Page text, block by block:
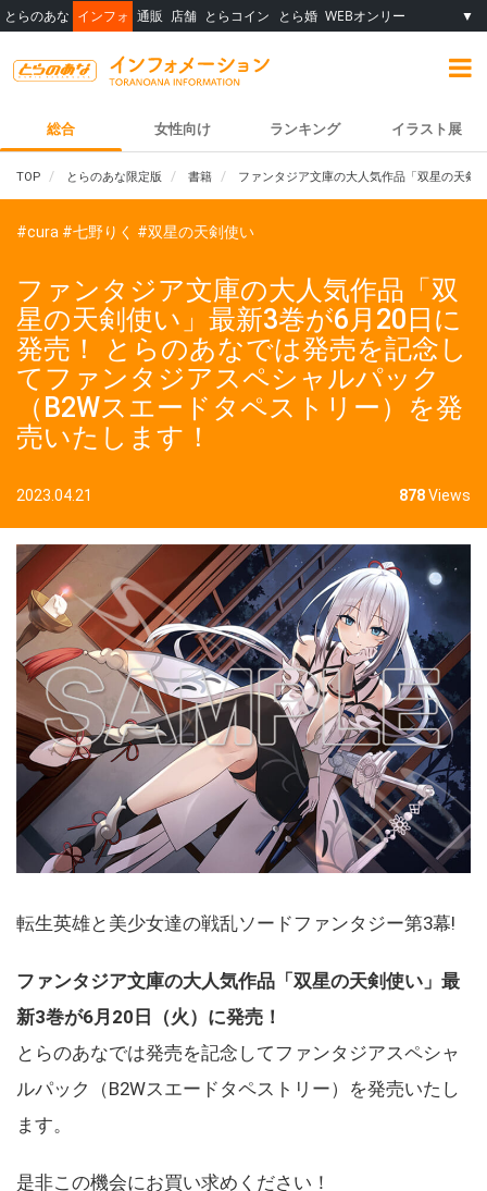
とらのあな インフォ 通販 店舗 とらコイン とら婚 WEBオンリー ▼
総合 女性向け ランキング イラスト展
TOP とらのあな限定版 書籍 ファンタジア文庫の大人気作品「双星の天剣
#cura #七野りく #双星の天剣使い
ファンタジア文庫の大人気作品「双
星の天剣使い」最新3巻が6月20日に
発売！ とらのあなでは発売を記念し
てファンタジアスペシャルパック
（B2Wスエードタペストリー）を発
売いたします！
2023.04.21 878Views
転生英雄と美少女達の戦乱ソードファンタジー第3幕!
ファンタジア文庫の大人気作品「双星の天剣使い」最
新3巻が6月20日（火）に発売！
とらのあなでは発売を記念してファンタジアスペシャ
ルパック（B2Wスエードタペストリー）を発売いたし
ます。
是非この機会にお買い求めください！